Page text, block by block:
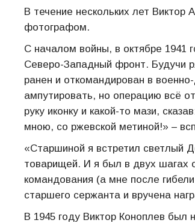
В течение нескольких лет
фотографом.
С началом войны, в октябре 1941
Северо-Западный фронт. Будучи
ранен и откомандирован в
ампутировать, но операцию всё
руку иконку и какой-то мази,
мною, со ржевской метиной!» –
«Старшиной я встретил светлый
товарищей. И я был в двух шагах
командования (а мне после
старшего сержанта и вручена
В 1945 году Виктор Коноплев был